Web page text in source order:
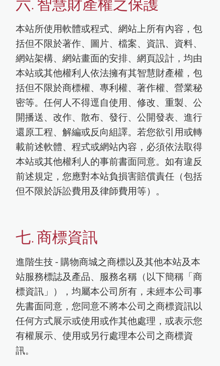
六. 智慧財產權之保護
本站所使用軟體或程式、網站上所有內容，包
括但不限於著作、圖片、檔案、資訊、資料、
網站架構、網站畫面的安排、網頁設計，均由
本站或其他權利人依法擁有其智慧財產權，包
括但不限於商標權、專利權、著作權、營業秘
密等。任何人不得逕自使用、修改、重製、公
開播送、改作、散布、發行、公開發表、進行
還原工程、解編或反向組譯。若您欲引用或轉
載前述軟體、程式或網站內容，必須依法取得
本站或其他權利人的事前書面同意。如有違反
前述規定，您應對本站負損害賠償責任（包括
但不限於訴訟費用及律師費用等）。
七. 商標資訊
進階生技 - 購物商城之商標以及其他本站及本
站服務標誌及產品、服務名稱（以下簡稱「商
標資訊」），均屬本公司所有，未經本公司事
先書面同意，您同意不將本公司之商標資訊以
任何方式展示或使用或作其他處理，或表示您
有權展示、使用或另行處理本公司之商標資
訊。